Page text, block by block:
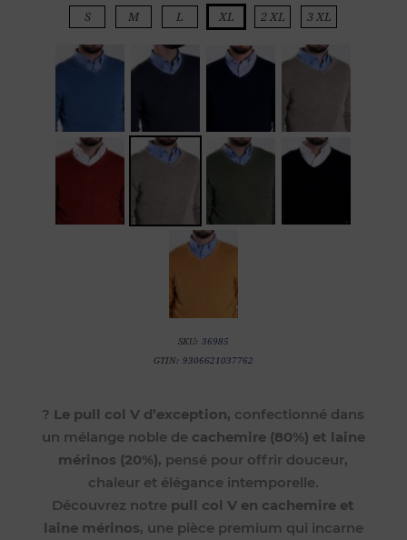
S M L XL 2 XL 3 XL
SKU: 36985
GTIN: 9306621037762
? Le pull col V d’exception, confectionné dans
un mélange noble de cachemire (80%) et laine
mérinos (20%), pensé pour offrir douceur,
chaleur et élégance intemporelle.
Découvrez notre pull col V en cachemire et
laine mérinos, une pièce premium qui incarne